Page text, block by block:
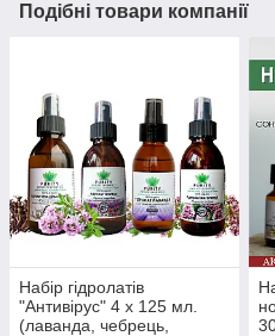
Подібні товари компанії
Набір гідролатів
"Антивірус" 4 х 125 мл.
(лаванда, чебрець,